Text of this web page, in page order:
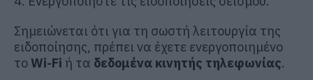
Σημειώνεται ότι για τη σωστή λειτουργία της
ειδοποίησης, πρέπει να έχετε ενεργοποιημένο
το Wi-Fi ή τα δεδομένα κινητής τηλεφωνίας.